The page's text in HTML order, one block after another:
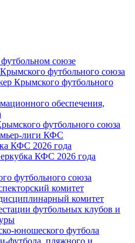
союзе
футбольного союза
Крымского футбольного
обеспечения,
футбольного союза
лиги КФС
КФС 2026 года
КФС 2026 года
футбольного союза
комитет
комитет
футбольных клубов и
юношеского футбола
футбола, пляжного и